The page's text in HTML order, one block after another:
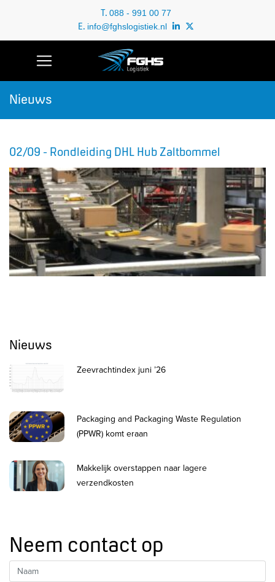
T. 088 - 991 00 77
E. info@fghslogistiek.nl
Nieuws
02/09 - Rondleiding DHL Hub Zaltbommel
Nieuws
Zeevrachtindex juni ’26
Packaging and Packaging Waste Regulation
(PPWR) komt eraan
Makkelijk overstappen naar lagere
verzendkosten
Neem contact op